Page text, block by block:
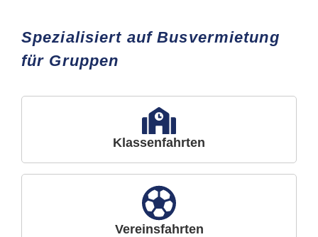
Spezialisiert auf Busvermietung
für Gruppen
Klassenfahrten
Vereinsfahrten